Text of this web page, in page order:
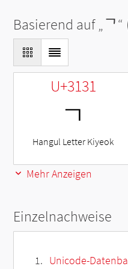
Basierend auf „ᄀ
U+3131
ㄱ
Hangul Letter Kiyeok
Mehr Anzeigen
Einzelnachweise
Unicode-